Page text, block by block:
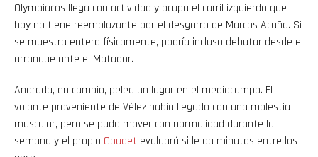
Olympiacos llega con actividad y ocupa el carril izquierdo que
hoy no tiene reemplazante por el desgarro de Marcos Acuña. Si
se muestra entero físicamente, podría incluso debutar desde el
arranque ante el Matador.
Andrada, en cambio, pelea un lugar en el mediocampo. El
volante proveniente de Vélez había llegado con una molestia
muscular, pero se pudo mover con normalidad durante la
semana y el propio Coudet evaluará si le da minutos entre los